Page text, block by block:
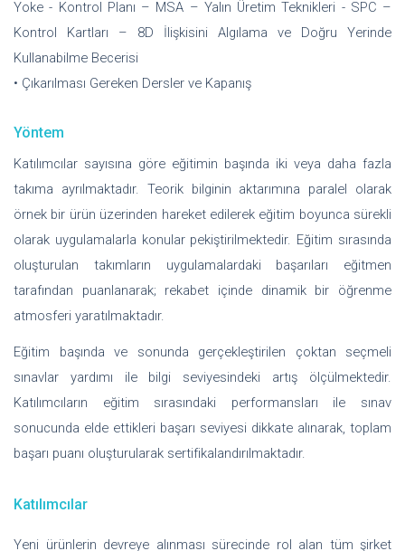
Yoke - Kontrol Planı – MSA – Yalın Üretim Teknikleri - SPC –
Kontrol Kartları – 8D İlişkisini Algılama ve Doğru Yerinde
Kullanabilme Becerisi
• Çıkarılması Gereken Dersler ve Kapanış
Yöntem
Katılımcılar sayısına göre eğitimin başında iki veya daha fazla
takıma ayrılmaktadır. Teorik bilginin aktarımına paralel olarak
örnek bir ürün üzerinden hareket edilerek eğitim boyunca sürekli
olarak uygulamalarla konular pekiştirilmektedir. Eğitim sırasında
oluşturulan takımların uygulamalardaki başarıları eğitmen
tarafından puanlanarak; rekabet içinde dinamik bir öğrenme
atmosferi yaratılmaktadır.
Eğitim başında ve sonunda gerçekleştirilen çoktan seçmeli
sınavlar yardımı ile bilgi seviyesindeki artış ölçülmektedir.
Katılımcıların eğitim sırasındaki performansları ile sınav
sonucunda elde ettikleri başarı seviyesi dikkate alınarak, toplam
başarı puanı oluşturularak sertifikalandırılmaktadır.
Katılımcılar
Yeni ürünlerin devreye alınması sürecinde rol alan tüm şirket